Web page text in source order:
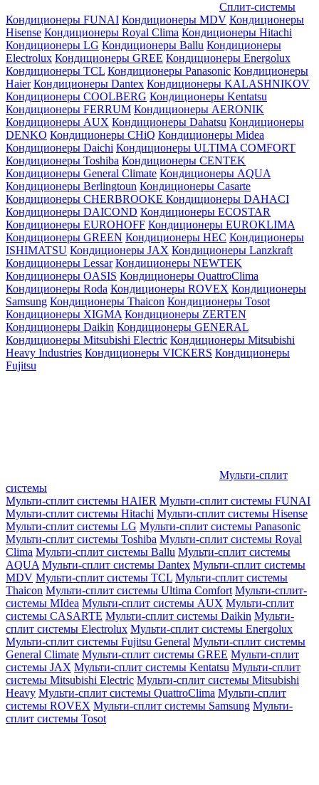
Сплит-системы
Кондиционеры FUNAI Кондиционеры MDV Кондиционеры
Hisense Кондиционеры Royal Clima Кондиционеры Hitachi
Кондиционеры LG Кондиционеры Ballu Кондиционеры
Electrolux Кондиционеры GREE Кондиционеры Energolux
Кондиционеры TCL Кондиционеры Panasonic Кондиционеры
Haier Кондиционеры Dantex Кондиционеры KALASHNIKOV
Кондиционеры СOOLBERG Кондиционеры Kentatsu
Кондиционеры FERRUM Кондиционеры AERONIK
Кондиционеры AUX Кондиционеры Dahatsu Кондиционеры
DENKO Кондиционеры CHiQ Кондиционеры Midea
Кондиционеры Daichi Кондиционеры ULTIMA COMFORT
Кондиционеры Toshiba Кондиционеры CENTEK
Кондиционеры General Climate Кондиционеры AQUA
Кондиционеры Berlingtoun Кондиционеры Casarte
Кондиционеры CHERBROOKE Кондиционеры DAHACI
Кондиционеры DAICOND Кондиционеры ECOSTAR
Кондиционеры EUROHOFF Кондиционеры EUROKLIMA
Кондиционеры GREEN Кондиционеры HEC Кондиционеры
ISHIMATSU Кондиционеры JAX Кондиционеры Lanzkraft
Кондиционеры Lessar Кондиционеры NEWTEK
Кондиционеры OASIS Кондиционеры QuattroClima
Кондиционеры Roda Кондиционеры ROVEX Кондиционеры
Samsung Кондиционеры Thaicon Кондиционеры Tosot
Кондиционеры XIGMA Кондиционеры ZERTEN
Кондиционеры Daikin Кондиционеры GENERAL
Кондиционеры Mitsubishi Electric Кондиционеры Mitsubishi
Heavy Industries Кондиционеры VICKERS Кондиционеры
Fujitsu
Мульти-сплит
системы
Мульти-сплит системы HAIER Мульти-сплит системы FUNAI
Мульти-сплит системы Hitachi Мульти-сплит системы Hisense
Мульти-сплит системы LG Мульти-сплит системы Panasonic
Мульти-сплит системы Toshiba Мульти-сплит системы Royal
Clima Мульти-сплит системы Ballu Мульти-сплит системы
AQUA Мульти-сплит системы Dantex Мульти-сплит системы
MDV Мульти-сплит системы TCL Мульти-сплит системы
Thaicon Мульти-сплит системы Ultima Comfort Мульти-сплит-
системы MIdea Мульти-сплит системы AUX Мульти-сплит
системы CASARTE Мульти-сплит системы Daikin Мульти-
сплит системы Electrolux Мульти-сплит системы Energolux
Мульти-сплит системы Fujitsu General Мульти-сплит системы
General Climate Мульти-сплит системы GREE Мульти-сплит
системы JAX Мульти-сплит системы Kentatsu Мульти-сплит
системы Mitsubishi Electric Мульти-сплит системы Mitsubishi
Heavy Мульти-сплит системы QuattroClima Мульти-сплит
системы ROVEX Мульти-сплит системы Samsung Мульти-
сплит системы Tosot